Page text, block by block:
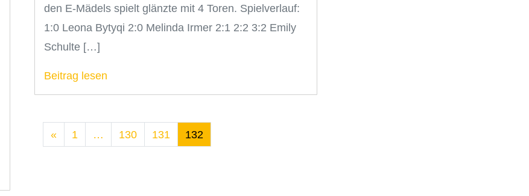
den E-Mädels spielt glänzte mit 4 Toren. Spielverlauf:
1:0 Leona Bytyqi 2:0 Melinda Irmer 2:1 2:2 3:2 Emily
Schulte […]
Beitrag lesen
« 1 … 130 131 132